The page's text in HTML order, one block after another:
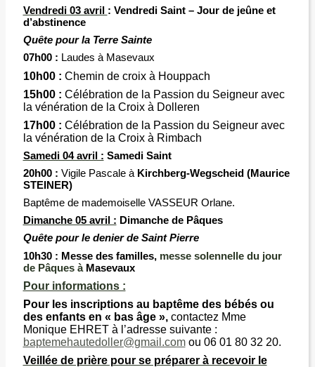
Vendredi 03 avril : Vendredi Saint – Jour de jeûne et
d’abstinence
Quête pour la Terre Sainte
07h00 : Laudes à Masevaux
10h00 : Chemin de croix à Houppach
15h00 : Célébration de la Passion du Seigneur avec
la vénération de la Croix à Dolleren
17h00 : Célébration de la Passion du Seigneur avec
la vénération de la Croix à Rimbach
Samedi 04 avril : Samedi Saint
20h00 : Vigile Pascale à Kirchberg-Wegscheid (Maurice
STEINER)
Baptême de mademoiselle VASSEUR Orlane.
Dimanche 05 avril : Dimanche de Pâques
Quête pour le denier de Saint Pierre
10h30 : Messe des familles, messe solennelle du jour
de Pâques àMasevaux
Pour informations :
Pour les inscriptions au baptême des bébés ou
des enfants en « bas âge »,contactez Mme
Monique EHRET à l’adresse suivante :
baptemehautedoller@gmail.comou 06 01 80 32 20.
Veillée de prière pour se préparer à recevoir le